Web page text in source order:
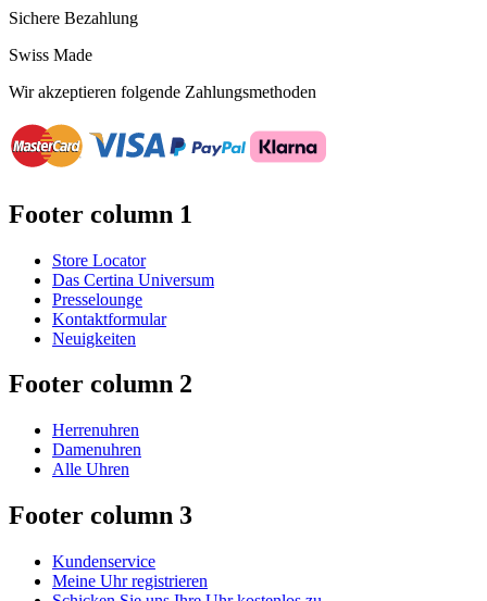
Sichere Bezahlung
Swiss Made
Wir akzeptieren folgende Zahlungsmethoden
Footer column 1
Store Locator
Das Certina Universum
Presselounge
Kontaktformular
Neuigkeiten
Footer column 2
Herrenuhren
Damenuhren
Alle Uhren
Footer column 3
Kundenservice
Meine Uhr registrieren